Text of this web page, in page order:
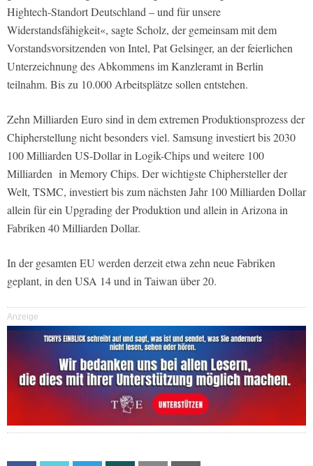
Hightech-Standort Deutschland – und für unsere
Widerstandsfähigkeit«, sagte Scholz, der gemeinsam mit dem
Vorstandsvorsitzenden von Intel, Pat Gelsinger, an der feierlichen
Unterzeichnung des Abkommens im Kanzleramt in Berlin
teilnahm. Bis zu 10.000 Arbeitsplätze sollen entstehen.
Zehn Milliarden Euro sind in dem extremen Produktionsprozess der
Chipherstellung nicht besonders viel. Samsung investiert bis 2030
100 Milliarden US-Dollar in Logik-Chips und weitere 100
Milliarden in Memory Chips. Der wichtigste Chiphersteller der
Welt, TSMC, investiert bis zum nächsten Jahr 100 Milliarden Dollar
allein für ein Upgrading der Produktion und allein in Arizona in
Fabriken 40 Milliarden Dollar.
In der gesamten EU werden derzeit etwa zehn neue Fabriken
geplant, in den USA 14 und in Taiwan über 20.
Anzeige